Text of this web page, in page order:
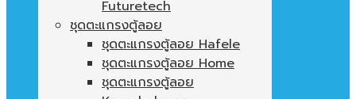
Futuretech
ชุดตะแกรงตู้ลอย
ชุดตะแกรงตู้ลอย Hafele
ชุดตะแกรงตู้ลอย Home
ชุดตะแกรงตู้ลอย